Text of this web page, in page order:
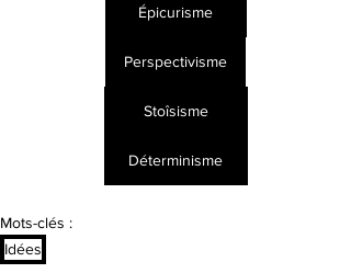
Épicurisme
Perspectivisme
Stoîsisme
Déterminisme
Mots-clés :
Idées